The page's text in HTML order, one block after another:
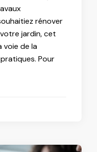
rénover
jardin, cet
voie de la
Pour